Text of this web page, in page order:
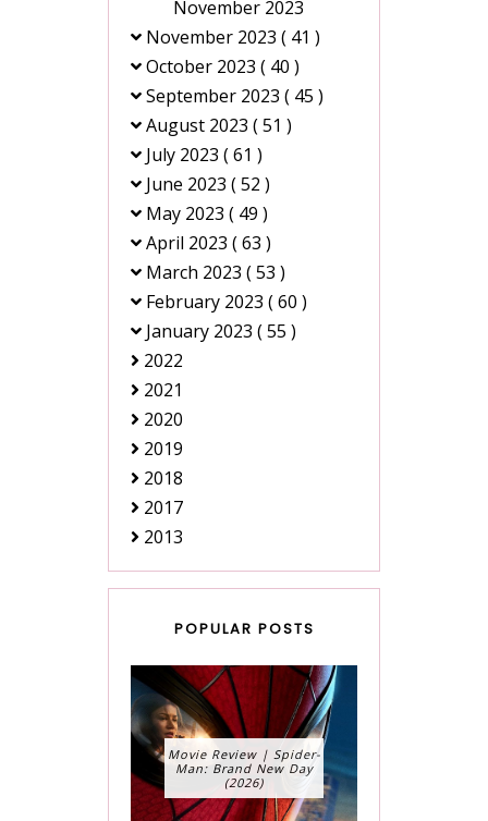
November 2023
November 2023 ( 41 )
October 2023 ( 40 )
September 2023 ( 45 )
August 2023 ( 51 )
July 2023 ( 61 )
June 2023 ( 52 )
May 2023 ( 49 )
April 2023 ( 63 )
March 2023 ( 53 )
February 2023 ( 60 )
January 2023 ( 55 )
2022
2021
2020
2019
2018
2017
2013
POPULAR POSTS
Movie Review | Spider-
Man: Brand New Day
(2026)